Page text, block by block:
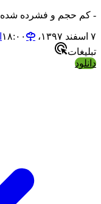
- کم حجم و فشرده شده
۷ اسفند ۱۳۹۷،‏ ۱۸:۰۰
تبلیغات
دانلود